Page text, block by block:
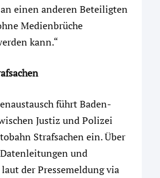
einen anderen Beteiligten
Medienbrüche
kann.“
führt Baden-
Justiz und Polizei
Strafsachen ein. Über
und
der Pressemeldung via